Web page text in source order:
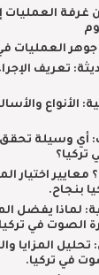
غرفة العمليات
جوهر العمليات
تعريف
الأنواع
أي وسيلة
تركيا؟
اختيار
بنجاح.
لماذا يفضل
الصوت في
تحليل المزايا
في تركيا.